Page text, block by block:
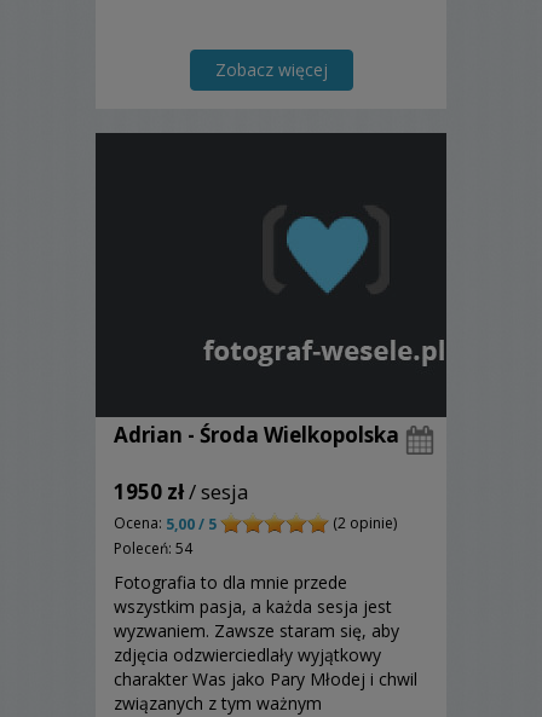
Zobacz więcej
Adrian - Środa Wielkopolska
1950 zł/ sesja
Ocena: 5,00 / 5
(2 opinie)
Poleceń: 54
Fotografia to dla mnie przede
wszystkim pasja, a każda sesja jest
wyzwaniem. Zawsze staram się, aby
zdjęcia odzwierciedlały wyjątkowy
charakter Was jako Pary Młodej i chwil
związanych z tym ważnym